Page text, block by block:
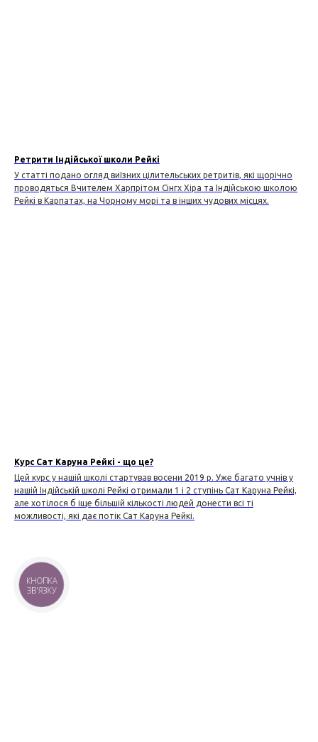
Ретрити Індійської школи Рейкі
У статті подано огляд виїзних цілительських ретритів, які щорічно
проводяться Вчителем Харпрітом Сінгх Хіра та Індійською школою
Рейкі в Карпатах, на Чорному морі та в інших чудових місцях.
Курс Сат Каруна Рейкі - що це?
Цей курс у нашій школі стартував восени 2019 р. Уже багато учнів у
нашій Індійській школі Рейкі отримали 1 і 2 ступінь Сат Каруна Рейкі,
але хотілося б іще більшій кількості людей донести всі ті
можливості, які дає потік Сат Каруна Рейкі.
КНОПКА
ЗВ'ЯЗКУ